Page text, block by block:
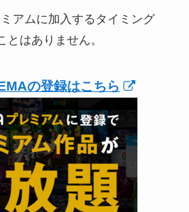
アムに加入するタイミング
とはありません。
の登録はこちら